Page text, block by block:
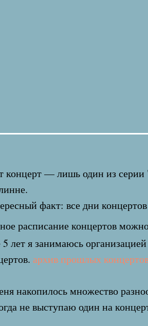
концерт — лишь один из
факт: все дни
расписание концертов
лет я занимаюсь
архив прошлых
накопилось множество
не выступаю один на